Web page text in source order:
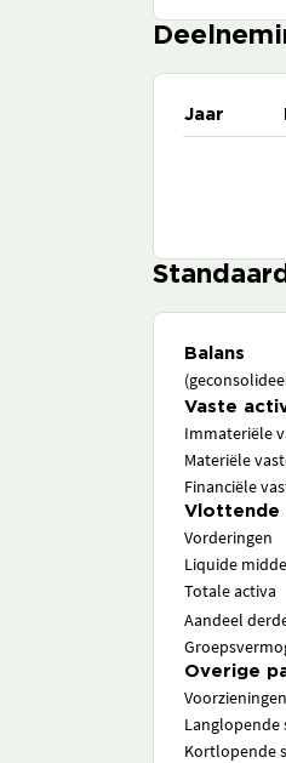
Jaar
Balans
Vaste
Immateriële
Materiële
Financiële
Vlottende
Vorderingen
Liquide
Totale activa
Aandeel
Overige
Voorzieningen
Langlopende
Kortlopende